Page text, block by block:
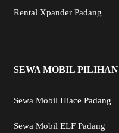
Rental Xpander Padang
SEWA MOBIL PILIHAN
Sewa Mobil Hiace Padang
Sewa Mobil ELF Padang